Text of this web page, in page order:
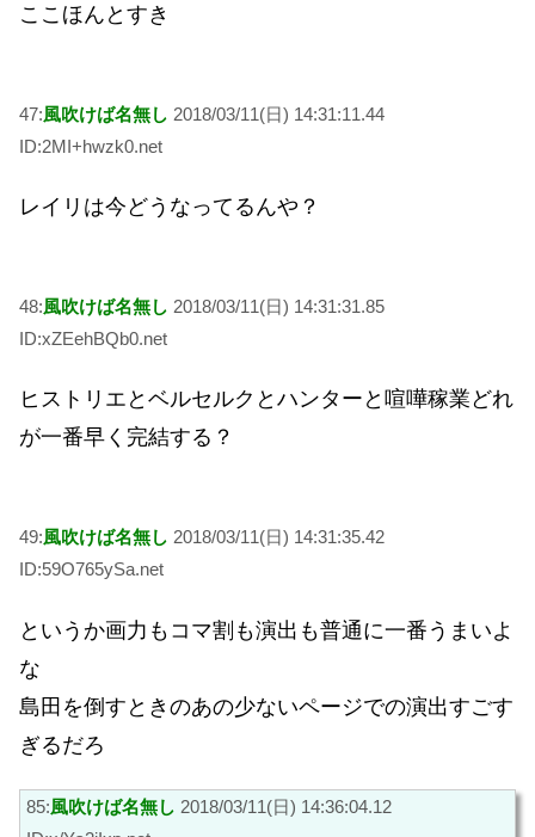
ここほんとすき
47:風吹けば名無し 2018/03/11(日) 14:31:11.44
ID:2MI+hwzk0.net
レイリは今どうなってるんや？
48:風吹けば名無し 2018/03/11(日) 14:31:31.85
ID:xZEehBQb0.net
ヒストリエとベルセルクとハンターと喧嘩稼業どれ
が一番早く完結する？
49:風吹けば名無し 2018/03/11(日) 14:31:35.42
ID:59O765ySa.net
というか画力もコマ割も演出も普通に一番うまいよ
な
島田を倒すときのあの少ないページでの演出すごす
ぎるだろ
85:風吹けば名無し 2018/03/11(日) 14:36:04.12